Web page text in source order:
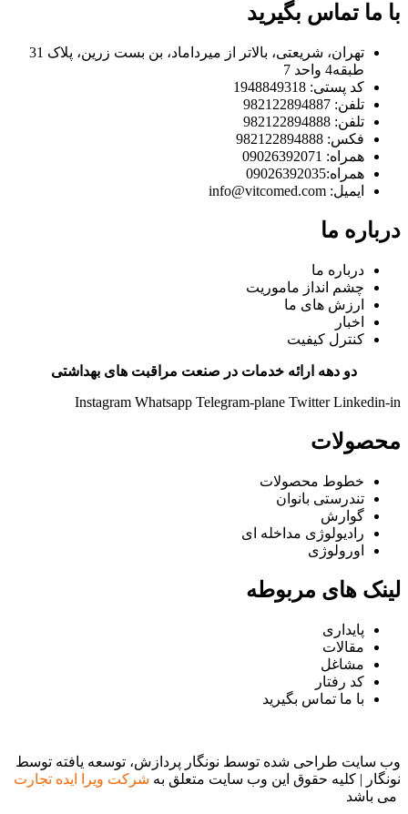
با ما تماس بگیرید
تهران، شریعتی، بالاتر از میرداماد، بن بست زرین، پلاک 31
طبقه4 واحد 7
کد پستی: 1948849318
تلفن: 982122894887
تلفن: 982122894888
فکس: 982122894888
همراه: 09026392071
همراه:09026392035
ایمیل: info@vitcomed.com
درباره ما
درباره ما
چشم انداز ماموریت
ارزش های ما
اخبار
کنترل کیفیت
دو دهه ارائه خدمات در صنعت مراقبت های بهداشتی
Instagram Whatsapp Telegram-plane Twitter Linkedin-in
محصولات
خطوط محصولات
تندرستی بانوان
گوارش
رادیولوژی مداخله ای
اورولوژی
لینک های مربوطه
پایداری
مقالات
مشاغل
کد رفتار
با ما تماس بگیرید
وب سایت طراحی شده توسط نونگار پردازش، توسعه یافته توسط
نونگار | کلیه حقوق این وب سایت متعلق به شرکت ویرا ایده تجارت
می باشد